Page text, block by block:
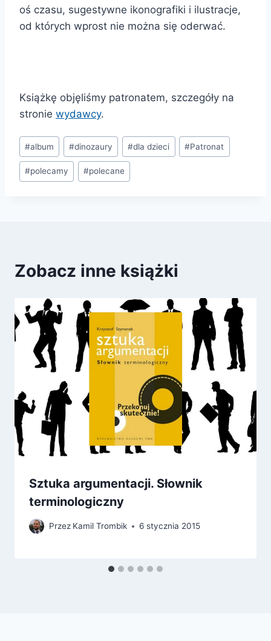
oś czasu, sugestywne ikonografiki i ilustracje,
od których wprost nie można się oderwać.
Książkę objęliśmy patronatem, szczegóły na
stronie wydawcy.
Tagi
wpisu:
#album #dinozaury #dla dzieci #Patronat
#polecamy #polecane
Zobacz inne książki
Sztuka argumentacji. Słownik
terminologiczny
Przez Kamil Trombik 6 stycznia 2015